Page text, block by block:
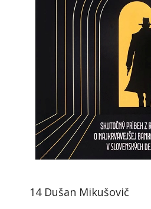
14 Dušan Mikušovič